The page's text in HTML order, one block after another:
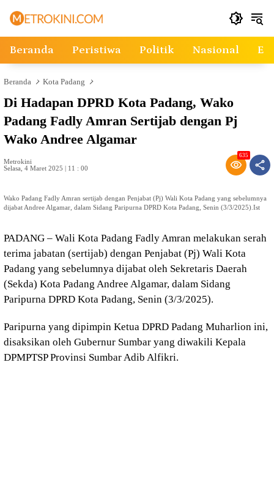
Beranda Peristiwa Politik Nasional
Beranda Kota Padang
Di Hadapan DPRD Kota Padang, Wako
Padang Fadly Amran Sertijab dengan Pj
Wako Andree Algamar
Metrokini
Selasa, 4 Maret 2025 | 11 : 00
635
Wako Padang Fadly Amran sertijab dengan Penjabat (Pj) Wali Kota Padang yang sebelumnya
dijabat Andree Algamar, dalam Sidang Paripurna DPRD Kota Padang, Senin (3/3/2025).Ist
PADANG – Wali Kota Padang Fadly Amran melakukan serah
terima jabatan (sertijab) dengan Penjabat (Pj) Wali Kota
Padang yang sebelumnya dijabat oleh Sekretaris Daerah
(Sekda) Kota Padang Andree Algamar, dalam Sidang
Paripurna DPRD Kota Padang, Senin (3/3/2025).
Paripurna yang dipimpin Ketua DPRD Padang Muharlion ini,
disaksikan oleh Gubernur Sumbar yang diwakili Kepala
DPMPTSP Provinsi Sumbar Adib Alfikri.